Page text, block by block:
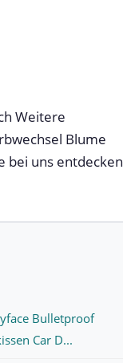
Weitere
Blume
bei uns entdecken
Bulletproof
Car D...